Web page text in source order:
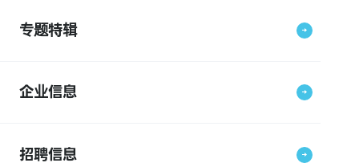
专题特辑
企业信息
招聘信息